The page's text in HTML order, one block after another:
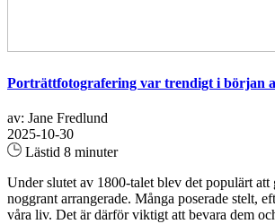
Porträttfotografering var trendigt i början
av: Jane Fredlund
2025-10-30
Lästid 8 minuter
Under slutet av 1800-talet blev det populärt
noggrant arrangerade. Många poserade stelt,
våra liv. Det är därför viktigt att bevara dem